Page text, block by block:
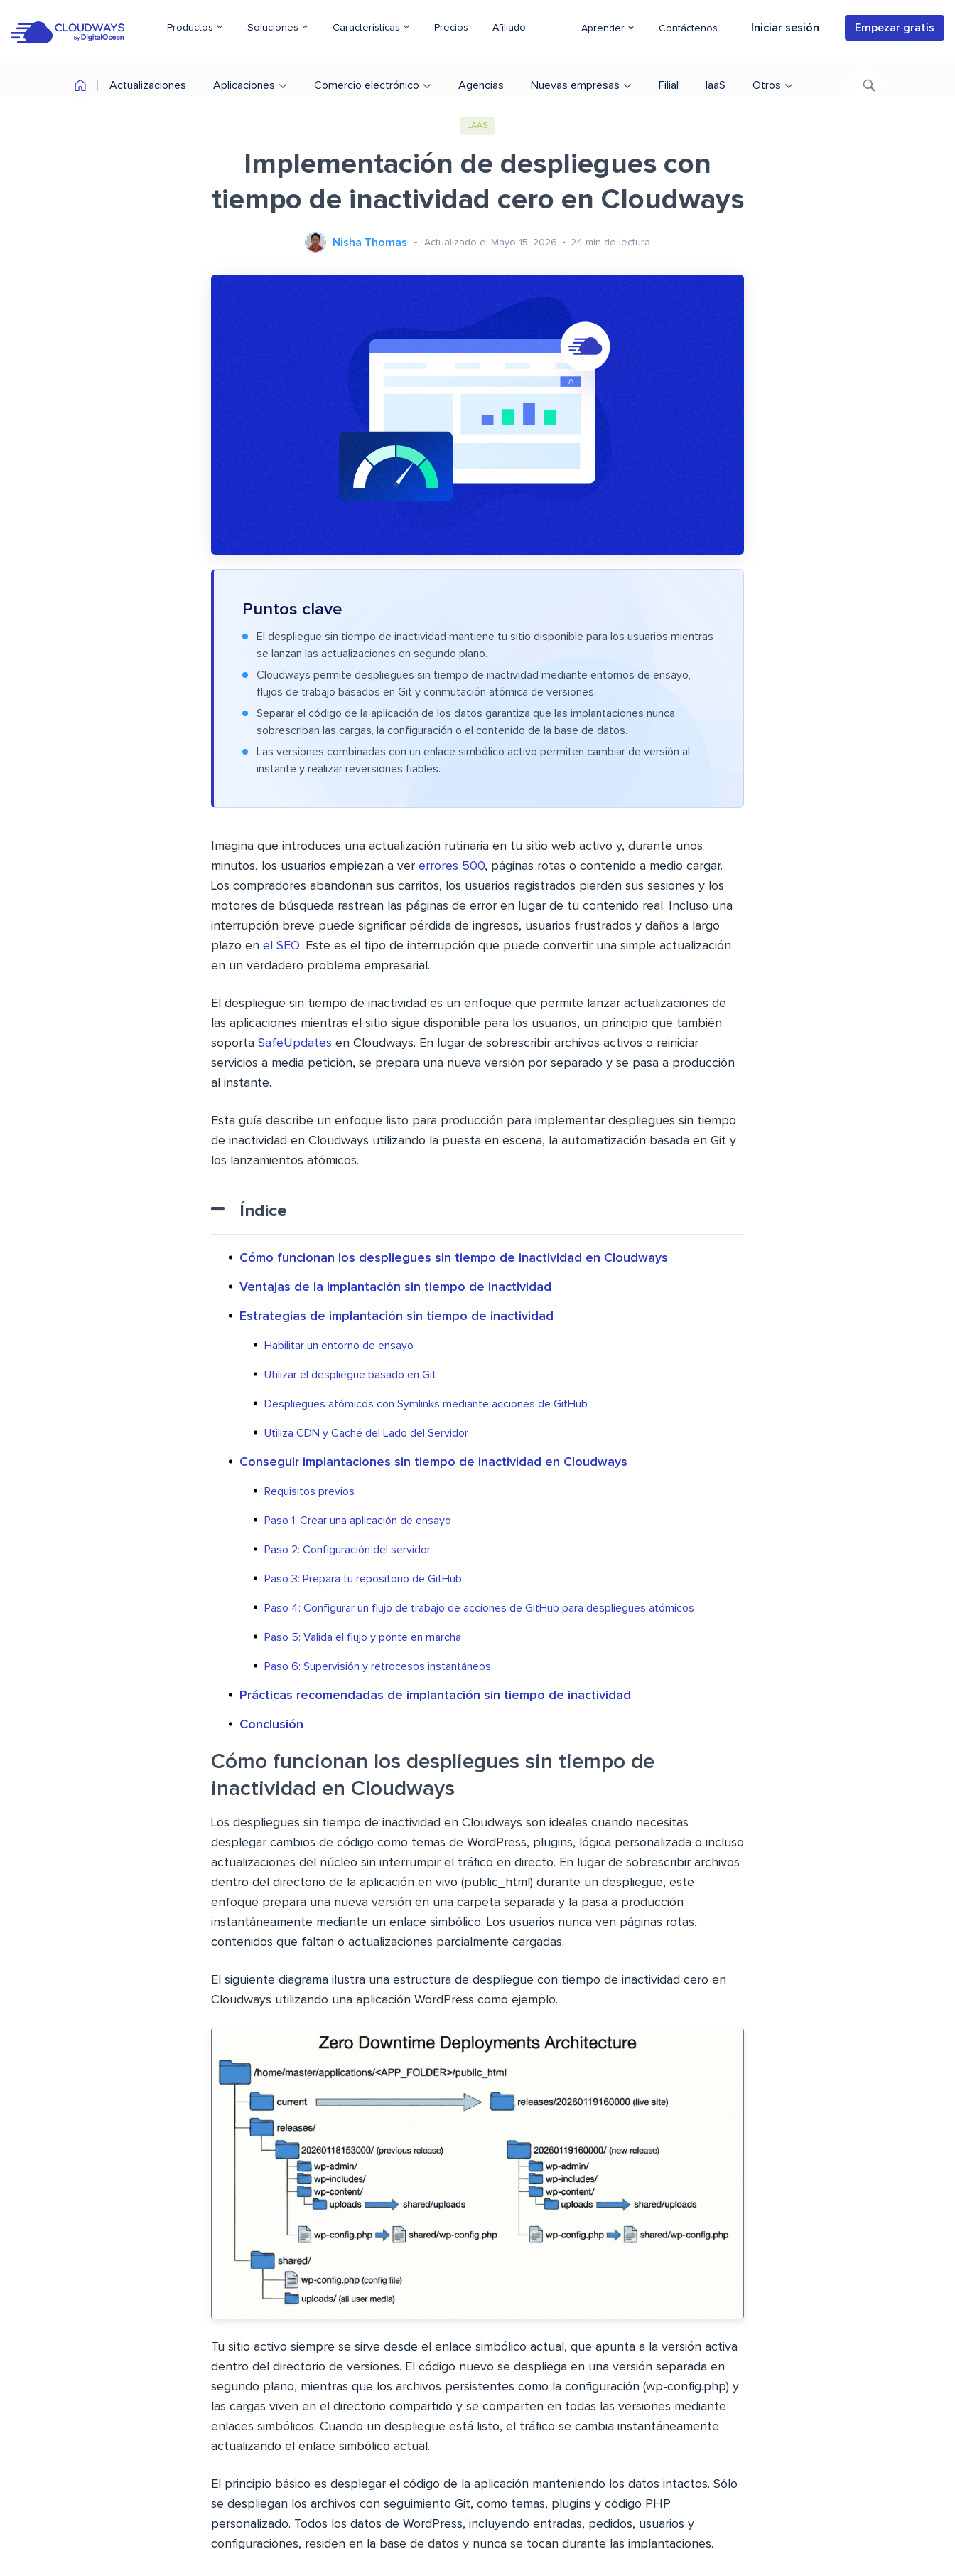
Productos Soluciones Características Precios Afiliado Aprender Contáctenos Iniciar sesión Empezar gratis
Actualizaciones Aplicaciones Comercio electrónico Agencias Nuevas empresas Filial IaaS Otros
LAAS
Implementación de despliegues con
tiempo de inactividad cero en Cloudways
Nisha Thomas Actualizado el Mayo 15, 2026 24 min de lectura
Puntos clave
El despliegue sin tiempo de inactividad mantiene tu sitio disponible para los usuarios mientras
se lanzan las actualizaciones en segundo plano.
Cloudways permite despliegues sin tiempo de inactividad mediante entornos de ensayo,
flujos de trabajo basados en Git y conmutación atómica de versiones.
Separar el código de la aplicación de los datos garantiza que las implantaciones nunca
sobrescriban las cargas, la configuración o el contenido de la base de datos.
Las versiones combinadas con un enlace simbólico activo permiten cambiar de versión al
instante y realizar reversiones fiables.
Imagina que introduces una actualización rutinaria en tu sitio web activo y, durante unos
minutos, los usuarios empiezan a ver errores 500, páginas rotas o contenido a medio cargar.
Los compradores abandonan sus carritos, los usuarios registrados pierden sus sesiones y los
motores de búsqueda rastrean las páginas de error en lugar de tu contenido real. Incluso una
interrupción breve puede significar pérdida de ingresos, usuarios frustrados y daños a largo
plazo en el SEO. Este es el tipo de interrupción que puede convertir una simple actualización
en un verdadero problema empresarial.
El despliegue sin tiempo de inactividad es un enfoque que permite lanzar actualizaciones de
las aplicaciones mientras el sitio sigue disponible para los usuarios, un principio que también
soporta SafeUpdates en Cloudways. En lugar de sobrescribir archivos activos o reiniciar
servicios a media petición, se prepara una nueva versión por separado y se pasa a producción
al instante.
Esta guía describe un enfoque listo para producción para implementar despliegues sin tiempo
de inactividad en Cloudways utilizando la puesta en escena, la automatización basada en Git y
los lanzamientos atómicos.
Índice
Cómo funcionan los despliegues sin tiempo de inactividad en Cloudways
Ventajas de la implantación sin tiempo de inactividad
Estrategias de implantación sin tiempo de inactividad
Habilitar un entorno de ensayo
Utilizar el despliegue basado en Git
Despliegues atómicos con Symlinks mediante acciones de GitHub
Utiliza CDN y Caché del Lado del Servidor
Conseguir implantaciones sin tiempo de inactividad en Cloudways
Requisitos previos
Paso 1: Crear una aplicación de ensayo
Paso 2: Configuración del servidor
Paso 3: Prepara tu repositorio de GitHub
Paso 4: Configurar un flujo de trabajo de acciones de GitHub para despliegues atómicos
Paso 5: Valida el flujo y ponte en marcha
Paso 6: Supervisión y retrocesos instantáneos
Prácticas recomendadas de implantación sin tiempo de inactividad
Conclusión
Cómo funcionan los despliegues sin tiempo de
inactividad en Cloudways
Los despliegues sin tiempo de inactividad en Cloudways son ideales cuando necesitas
desplegar cambios de código como temas de WordPress, plugins, lógica personalizada o incluso
actualizaciones del núcleo sin interrumpir el tráfico en directo. En lugar de sobrescribir archivos
dentro del directorio de la aplicación en vivo (public_html) durante un despliegue, este
enfoque prepara una nueva versión en una carpeta separada y la pasa a producción
instantáneamente mediante un enlace simbólico. Los usuarios nunca ven páginas rotas,
contenidos que faltan o actualizaciones parcialmente cargadas.
El siguiente diagrama ilustra una estructura de despliegue con tiempo de inactividad cero en
Cloudways utilizando una aplicación WordPress como ejemplo.
Tu sitio activo siempre se sirve desde el enlace simbólico actual, que apunta a la versión activa
dentro del directorio de versiones. El código nuevo se despliega en una versión separada en
segundo plano, mientras que los archivos persistentes como la configuración (wp-config.php) y
las cargas viven en el directorio compartido y se comparten en todas las versiones mediante
enlaces simbólicos. Cuando un despliegue está listo, el tráfico se cambia instantáneamente
actualizando el enlace simbólico actual.
El principio básico es desplegar el código de la aplicación manteniendo los datos intactos. Sólo
se despliegan los archivos con seguimiento Git, como temas, plugins y código PHP
personalizado. Todos los datos de WordPress, incluyendo entradas, pedidos, usuarios y
configuraciones, residen en la base de datos y nunca se tocan durante las implantaciones.